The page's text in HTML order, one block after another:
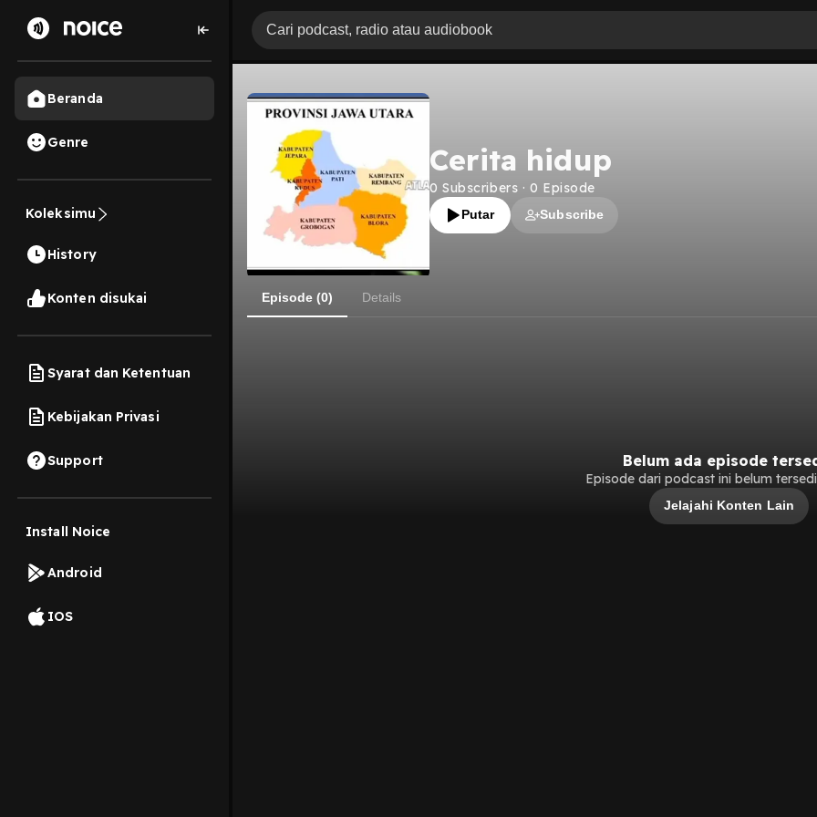
Beranda
Genre
Koleksimu
History
Konten disukai
Syarat dan Ketentuan
Kebijakan Privasi
Support
Install Noice
Android
IOS
Cerita hidup
0 Subscribers · 0 Episode
Putar Subscribe
Episode (0) Details
Belum ada episode
Episode dari podcast ini belum
Jelajahi Konten Lain